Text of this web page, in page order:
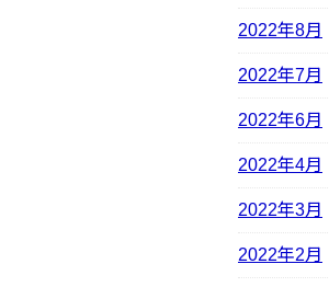
2022年8月
2022年7月
2022年6月
2022年4月
2022年3月
2022年2月